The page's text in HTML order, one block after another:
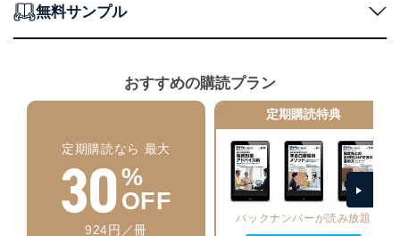
個人データを取り扱うことのできる機器及び当該
機器を取り扱う従業者を明確化し、 個人データへ
アクセス者の識別と認証
機器に標準装備されているユーザー制御機能（ユ
ーザーアカウント制御）により、個人情報データ
者を識別・認証しています。
外部からの不正アクセス等の防止
個人データを取り扱う機器等のオペレーティング
システムを最新の状態に保持しています。
無料サンプル
おすすめの購読プラン
定期購読なら 最大
30%
OFF
924円／冊
定期購読特典
バックナンバーが読み放題